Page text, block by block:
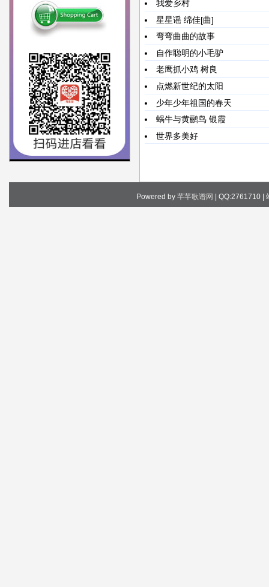
我爱乡村
星星谣 绵佳[曲]
弯弯曲曲的故事
自作聪明的小毛驴
老鹰抓小鸡 树良
点燃新世纪的太阳
少年少年祖国的春天
蜗牛与黄鹂鸟 银霞
世界多美好
Powered by 芊芊歌谱网 | QQ:2761710 |